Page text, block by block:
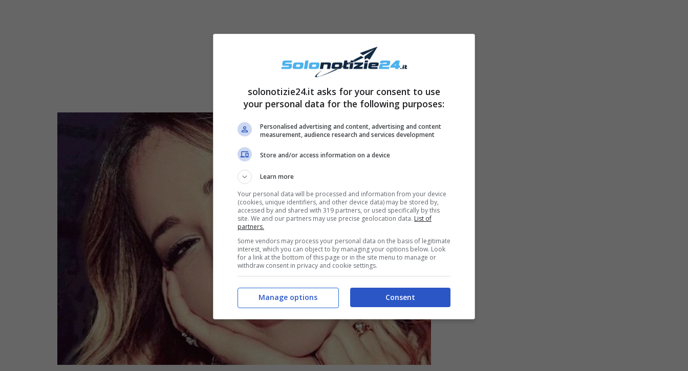
solonotizie24.it asks for your consent to use
your personal data for the following purposes:
Personalised advertising and content, advertising and content
measurement, audience research and services development
Store and/or access information on a device
Learn more
Your personal data will be processed and information from your device
(cookies, unique identifiers, and other device data) may be stored by,
accessed by and shared with 319 partners, or used specifically by this
site. We and our partners may use precise geolocation data. List of
partners.
Some vendors may process your personal data on the basis of legitimate
interest, which you can object to by managing your options below. Look
for a link at the bottom of this page or in the site menu to manage or
withdraw consent in privacy and cookie settings.
Consent
Manage options